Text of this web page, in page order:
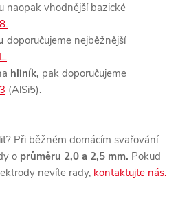
naopak vhodnější bazické
doporučujeme nejběžnější
hliník, pak doporučujeme
(AlSi5).
Při běžném domácím svařování
o průměru 2,0 a 2,5 mm. Pokud
nevíte rady, kontaktujte nás.